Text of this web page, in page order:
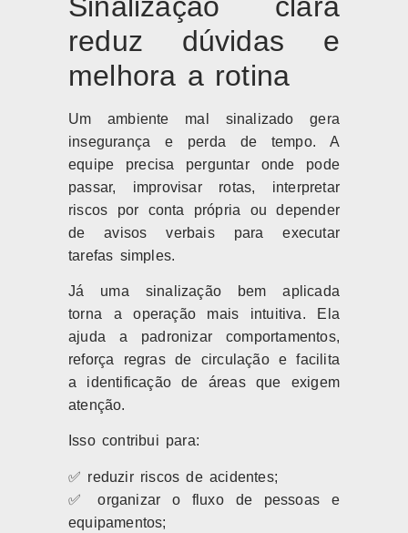
reduz dúvidas e
melhora a rotina
Um ambiente mal sinalizado gera
insegurança e perda de tempo. A
equipe precisa perguntar onde pode
passar, improvisar rotas, interpretar
riscos por conta própria ou depender
de avisos verbais para executar
tarefas simples.
Já uma sinalização bem aplicada
torna a operação mais intuitiva. Ela
ajuda a padronizar comportamentos,
reforça regras de circulação e facilita
a identificação de áreas que exigem
atenção.
Isso contribui para:
✅ reduzir riscos de acidentes;
✅ organizar o fluxo de pessoas e
equipamentos;